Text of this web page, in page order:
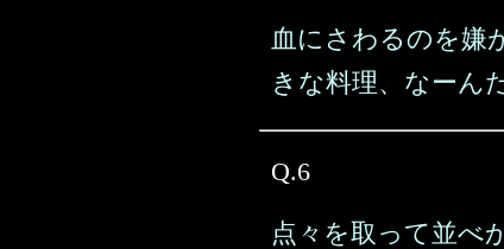
血にさわるのを嫌
きな料理、なーん
Q.6
点々を取って並べ